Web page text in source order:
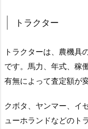
トラクター
トラクターは、農機具
です。馬力、年式、稼
有無によって査定額が
クボタ、ヤンマー、イ
ューホランドなどのト